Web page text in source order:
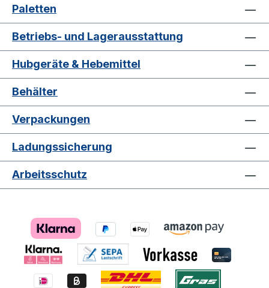
Paletten
Betriebs- und Lagerausstattung
Hubgeräte & Hebemittel
Behälter
Verpackungen
Ladungssicherung
Arbeitsschutz